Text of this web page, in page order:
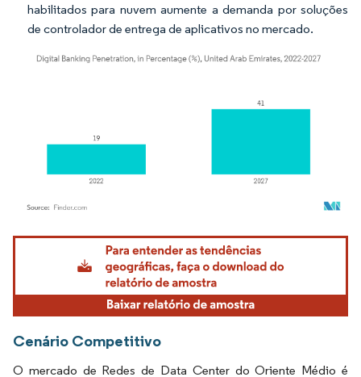
habilitados para nuvem aumente a demanda por soluções
de controlador de entrega de aplicativos no mercado.
Imagem © Mordor Intelligence. O reuso requer atribuição conforme CC BY 4.0.
Cenário Competitivo
O mercado de Redes de Data Center do Oriente Médio é